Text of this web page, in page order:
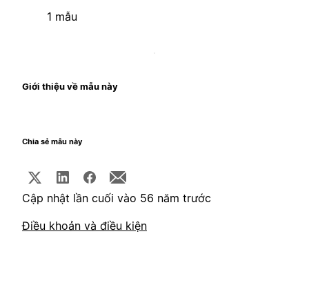
1 mẫu
Giới thiệu về mẫu này
Chia sẻ mẫu này
Cập nhật lần cuối vào 56 năm trước
Điều khoản và điều kiện